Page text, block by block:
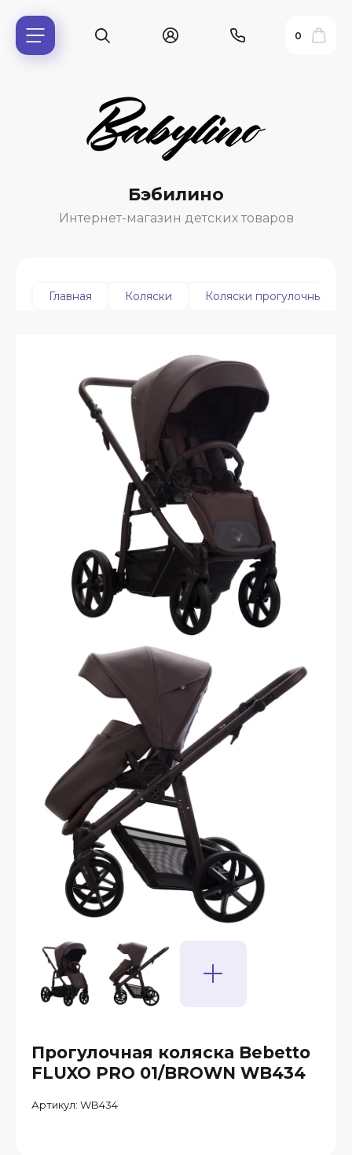
0
Бэбилино
Интернет-магазин детских товаров
Главная Коляски Коляски прогулочные
Прогулочная коляска Bebetto
FLUXO PRO 01/BROWN WB434
Артикул: WB434